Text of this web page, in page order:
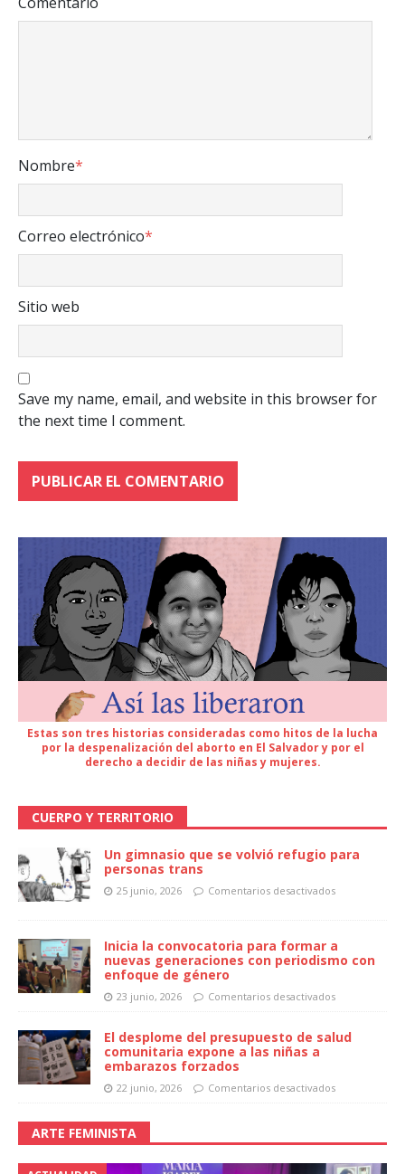
Nombre*
Correo electrónico*
Sitio web
Save my name, email, and website in this browser for
the next time I comment.
Estas son tres historias consideradas como hitos de la lucha
por la despenalización del aborto en El Salvador y por el
derecho a decidir de las niñas y mujeres.
CUERPO Y TERRITORIO
Un gimnasio que se volvió refugio para
personas trans
25 junio, 2026 Comentarios desactivados
Inicia la convocatoria para formar a
nuevas generaciones con periodismo con
enfoque de género
23 junio, 2026 Comentarios desactivados
El desplome del presupuesto de salud
comunitaria expone a las niñas a
embarazos forzados
22 junio, 2026 Comentarios desactivados
ARTE FEMINISTA